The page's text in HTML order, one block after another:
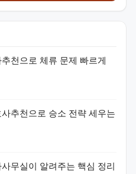
천으로 체류 문제 빠르게
추천으로 승소 전략 세우는
무실이 알려주는 핵심 정리